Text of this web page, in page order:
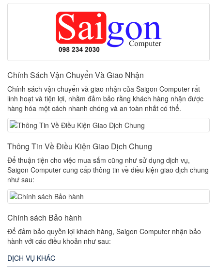
Chính Sách Vận Chuyển Và Giao Nhận
Chính sách vận chuyển và giao nhận của Saigon Computer rất
linh hoạt và tiện lợi, nhằm đảm bảo rằng khách hàng nhận được
hàng hóa một cách nhanh chóng và an toàn nhất có thể.
Thông Tin Về Điều Kiện Giao Dịch Chung
Để thuận tiện cho việc mua sắm cũng như sử dụng dịch vụ,
Saigon Computer cung cấp thông tin về điều kiện giao dịch chung
như sau:
Chính sách Bảo hành
Để đảm bảo quyền lợi khách hàng, Saigon Computer nhận bảo
hành với các điều khoản như sau:
DỊCH VỤ KHÁC